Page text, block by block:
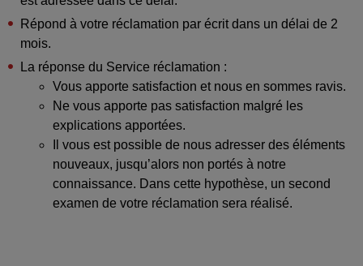
Répond à votre réclamation par écrit dans un délai de 2
mois.
La réponse du Service réclamation :
Vous apporte satisfaction et nous en sommes ravis.
Ne vous apporte pas satisfaction malgré les
explications apportées.
Il vous est possible de nous adresser des éléments
nouveaux, jusqu’alors non portés à notre
connaissance. Dans cette hypothèse, un second
examen de votre réclamation sera réalisé.